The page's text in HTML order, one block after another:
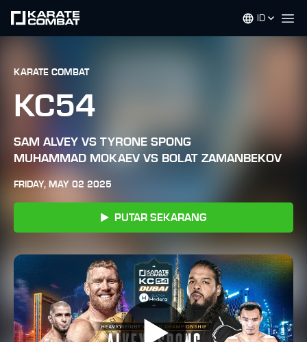
ID
KARATE COMBAT
KC54
SAM ALVEY VS TYRONE SPONG
MUHAMMAD MOKAEV VS BOLAT ZAMANBEKOV
FRIDAY, MAY 02 2025
PUTAR SEKARANG